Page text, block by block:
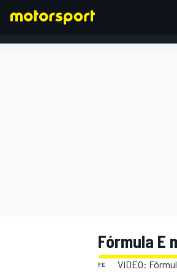
Fórmula E
FE VIDEO: